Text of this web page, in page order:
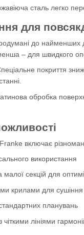
сталь легко
для
до найменших
– для швидкого
покриття
обробка
включає
використання
малої секцій для
крилами для
планувань
чіткими лініями